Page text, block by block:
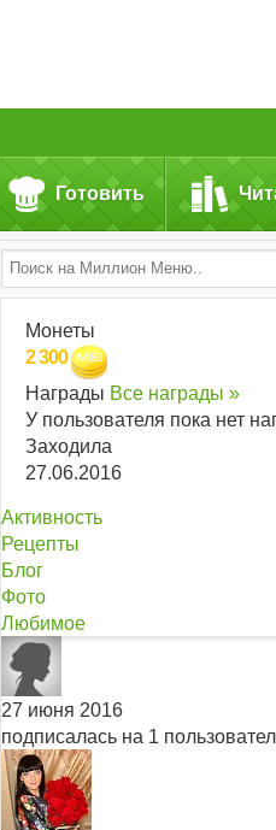
Готовить
Монеты
2 300
Награды Все награды »
У пользователя пока нет
Заходила
27.06.2016
Активность
Рецепты
Блог
Фото
Любимое
27 июня 2016
подписалась на 1